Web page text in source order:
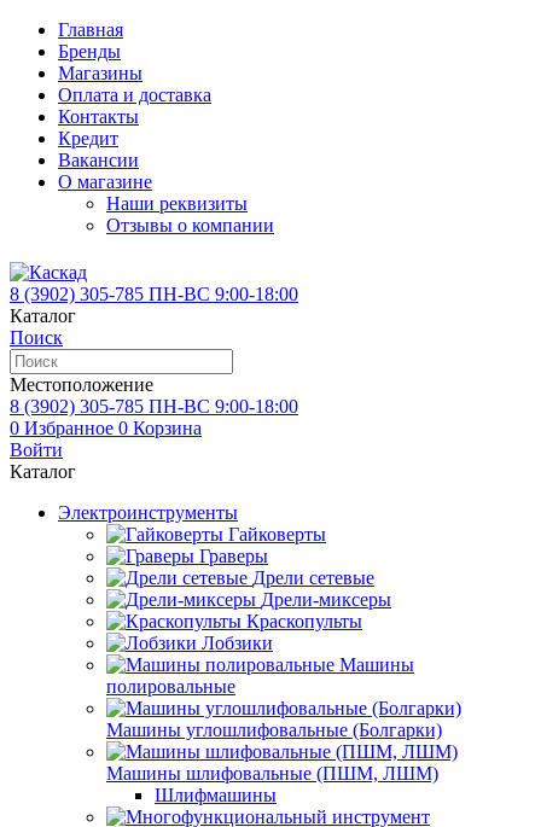
Главная
Бренды
Магазины
Оплата и доставка
Контакты
Кредит
Вакансии
О магазине
Наши реквизиты
Отзывы о компании
8 (3902) 305-785 ПН-ВС 9:00-18:00
Каталог
Поиск
Местоположение
8 (3902) 305-785 ПН-ВС 9:00-18:00
0 Избранное 0 Корзина
Войти
Каталог
Электроинструменты
Гайковерты
Граверы
Дрели сетевые
Дрели-миксеры
Краскопульты
Лобзики
Машины
полировальные
Машины углошлифовальные (Болгарки)
Машины шлифовальные (ПШМ, ЛШМ)
Шлифмашины